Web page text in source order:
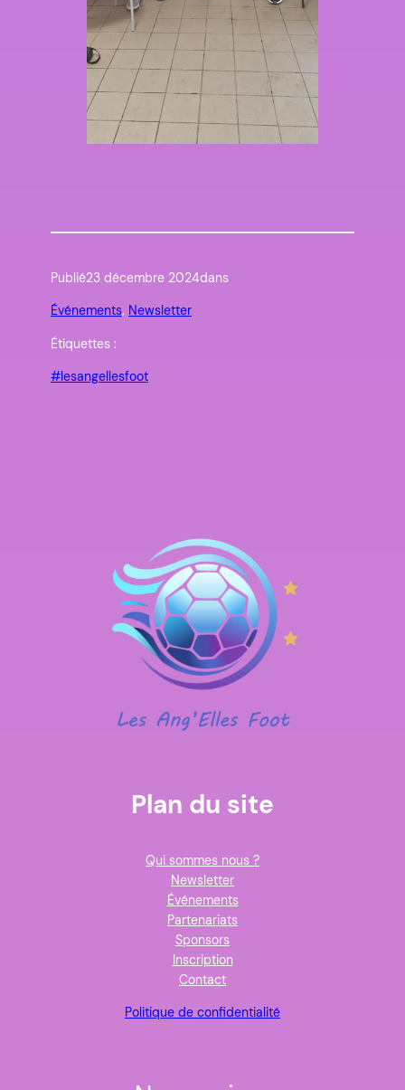
Publié23 décembre 2024dans
Événements, Newsletter
Étiquettes :
#lesangellesfoot
Plan du site
Qui sommes nous ?
Newsletter
Événements
Partenariats
Sponsors
Inscription
Contact
Politique de confidentialité